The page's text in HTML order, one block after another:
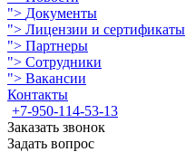
"> Документы
"> Лицензии и сертификаты
"> Партнеры
"> Сотрудники
"> Вакансии
Контакты
+7-950-114-53-13
Заказать звонок
Задать вопрос